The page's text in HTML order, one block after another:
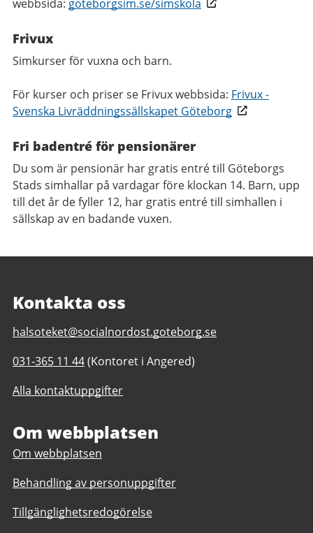
webbsida: goteborgsim.se/simskola
Frivux
Simkurser för vuxna och barn.
För kurser och priser se Frivux webbsida: Frivux -
Svenska Livräddningssällskapet Göteborg
Fri badentré för pensionärer
Du som är pensionär har gratis entré till Göteborgs
Stads simhallar på vardagar före klockan 14. Barn, upp
till det år de fyller 12, har gratis entré till simhallen i
sällskap av en badande vuxen.
Kontakta oss
E-
till
Hälsoteket
i
halsoteket@socialnordost.goteborg.se
Telefonnummer
Hälsoteket
Nordost
031-365 11 44(Kontoret i Angered)
Alla kontaktuppgifter
Om webbplatsen
Om webbplatsen
Behandling av personuppgifter
Tillgänglighetsredogörelse